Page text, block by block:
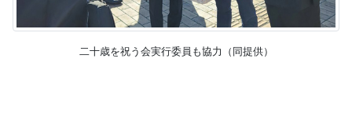
二十歳を祝う会実行委員も協力（同提供）